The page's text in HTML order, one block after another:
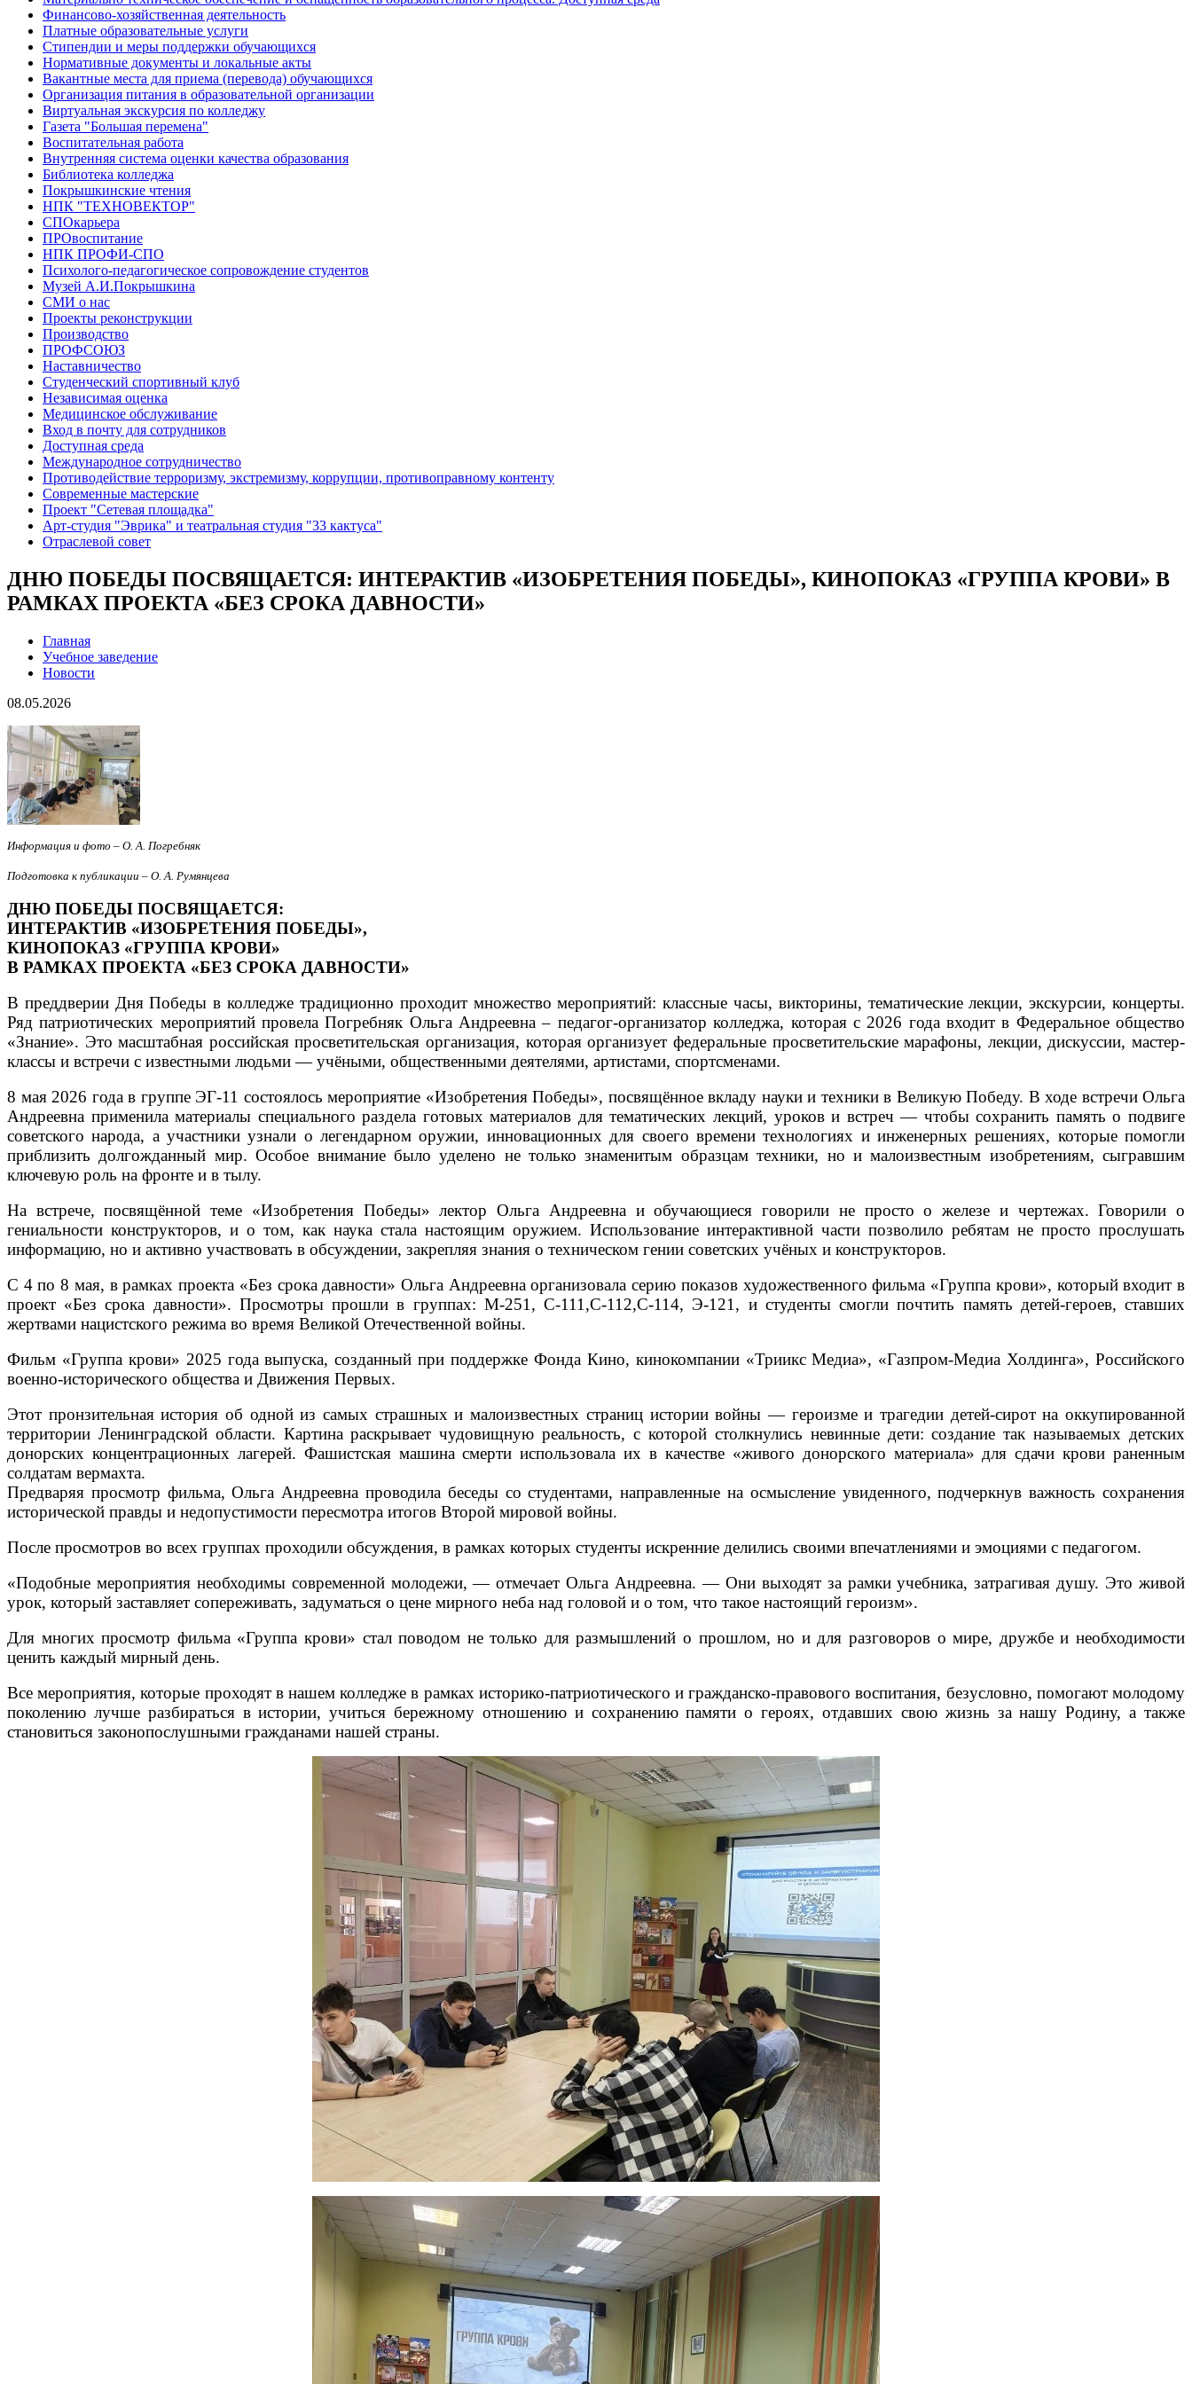
Финансово-хозяйственная деятельность
Платные образовательные услуги
Стипендии и меры поддержки обучающихся
Нормативные документы и локальные акты
Вакантные места для приема (перевода) обучающихся
Организация питания в образовательной организации
Виртуальная экскурсия по колледжу
Газета "Большая перемена"
Воспитательная работа
Внутренняя система оценки качества образования
Библиотека колледжа
Покрышкинские чтения
НПК "ТЕХНОВЕКТОР"
СПОкарьера
ПРОвоспитание
НПК ПРОФИ-СПО
Психолого-педагогическое сопровождение студентов
Музей А.И.Покрышкина
СМИ о нас
Проекты реконструкции
Производство
ПРОФСОЮЗ
Наставничество
Студенческий спортивный клуб
Независимая оценка
Медицинское обслуживание
Вход в почту для сотрудников
Доступная среда
Международное сотрудничество
Противодействие терроризму, экстремизму, коррупции, противоправному контенту
Современные мастерские
Проект "Сетевая площадка"
Арт-студия "Эврика" и театральная студия "33 кактуса"
Отраслевой совет
ДНЮ ПОБЕДЫ ПОСВЯЩАЕТСЯ: ИНТЕРАКТИВ «ИЗОБРЕТЕНИЯ ПОБЕДЫ», КИНОПОКАЗ «ГРУППА КРОВИ» В
РАМКАХ ПРОЕКТА «БЕЗ СРОКА ДАВНОСТИ»
Главная
Учебное заведение
Новости
08.05.2026
Информация и фото – О. А. Погребняк
Подготовка к публикации – О. А. Румянцева
ДНЮ ПОБЕДЫ ПОСВЯЩАЕТСЯ:
ИНТЕРАКТИВ «ИЗОБРЕТЕНИЯ ПОБЕДЫ»,
КИНОПОКАЗ «ГРУППА КРОВИ»
В РАМКАХ ПРОЕКТА «БЕЗ СРОКА ДАВНОСТИ»
В преддверии Дня Победы в колледже традиционно проходит множество мероприятий: классные часы, викторины, тематические лекции, экскурсии, концерты.
Ряд патриотических мероприятий провела Погребняк Ольга Андреевна – педагог-организатор колледжа, которая с 2026 года входит в Федеральное общество
«Знание». Это масштабная российская просветительская организация, которая организует федеральные просветительские марафоны, лекции, дискуссии, мастер-
классы и встречи с известными людьми — учёными, общественными деятелями, артистами, спортсменами.
8 мая 2026 года в группе ЭГ-11 состоялось мероприятие «Изобретения Победы», посвящённое вкладу науки и техники в Великую Победу. В ходе встречи Ольга
Андреевна применила материалы специального раздела готовых материалов для тематических лекций, уроков и встреч — чтобы сохранить память о подвиге
советского народа, а участники узнали о легендарном оружии, инновационных для своего времени технологиях и инженерных решениях, которые помогли
приблизить долгожданный мир. Особое внимание было уделено не только знаменитым образцам техники, но и малоизвестным изобретениям, сыгравшим
ключевую роль на фронте и в тылу.
На встрече, посвящённой теме «Изобретения Победы» лектор Ольга Андреевна и обучающиеся говорили не просто о железе и чертежах. Говорили о
гениальности конструкторов, и о том, как наука стала настоящим оружием. Использование интерактивной части позволило ребятам не просто прослушать
информацию, но и активно участвовать в обсуждении, закрепляя знания о техническом гении советских учёных и конструкторов.
С 4 по 8 мая, в рамках проекта «Без срока давности» Ольга Андреевна организовала серию показов художественного фильма «Группа крови», который входит в
проект «Без срока давности». Просмотры прошли в группах: М-251, С-111,С-112,С-114, Э-121, и студенты смогли почтить память детей-героев, ставших
жертвами нацистского режима во время Великой Отечественной войны.
Фильм «Группа крови» 2025 года выпуска, созданный при поддержке Фонда Кино, кинокомпании «Триикс Медиа», «Газпром-Медиа Холдинга», Российского
военно-исторического общества и Движения Первых.
Этот пронзительная история об одной из самых страшных и малоизвестных страниц истории войны — героизме и трагедии детей-сирот на оккупированной
территории Ленинградской области. Картина раскрывает чудовищную реальность, с которой столкнулись невинные дети: создание так называемых детских
донорских концентрационных лагерей. Фашистская машина смерти использовала их в качестве «живого донорского материала» для сдачи крови раненным
солдатам вермахта.
Предваряя просмотр фильма, Ольга Андреевна проводила беседы со студентами, направленные на осмысление увиденного, подчеркнув важность сохранения
исторической правды и недопустимости пересмотра итогов Второй мировой войны.
После просмотров во всех группах проходили обсуждения, в рамках которых студенты искренние делились своими впечатлениями и эмоциями с педагогом.
«Подобные мероприятия необходимы современной молодежи, — отмечает Ольга Андреевна. — Они выходят за рамки учебника, затрагивая душу. Это живой
урок, который заставляет сопереживать, задуматься о цене мирного неба над головой и о том, что такое настоящий героизм».
Для многих просмотр фильма «Группа крови» стал поводом не только для размышлений о прошлом, но и для разговоров о мире, дружбе и необходимости
ценить каждый мирный день.
Все мероприятия, которые проходят в нашем колледже в рамках историко-патриотического и гражданско-правового воспитания, безусловно, помогают молодому
поколению лучше разбираться в истории, учиться бережному отношению и сохранению памяти о героях, отдавших свою жизнь за нашу Родину, а также
становиться законопослушными гражданами нашей страны.